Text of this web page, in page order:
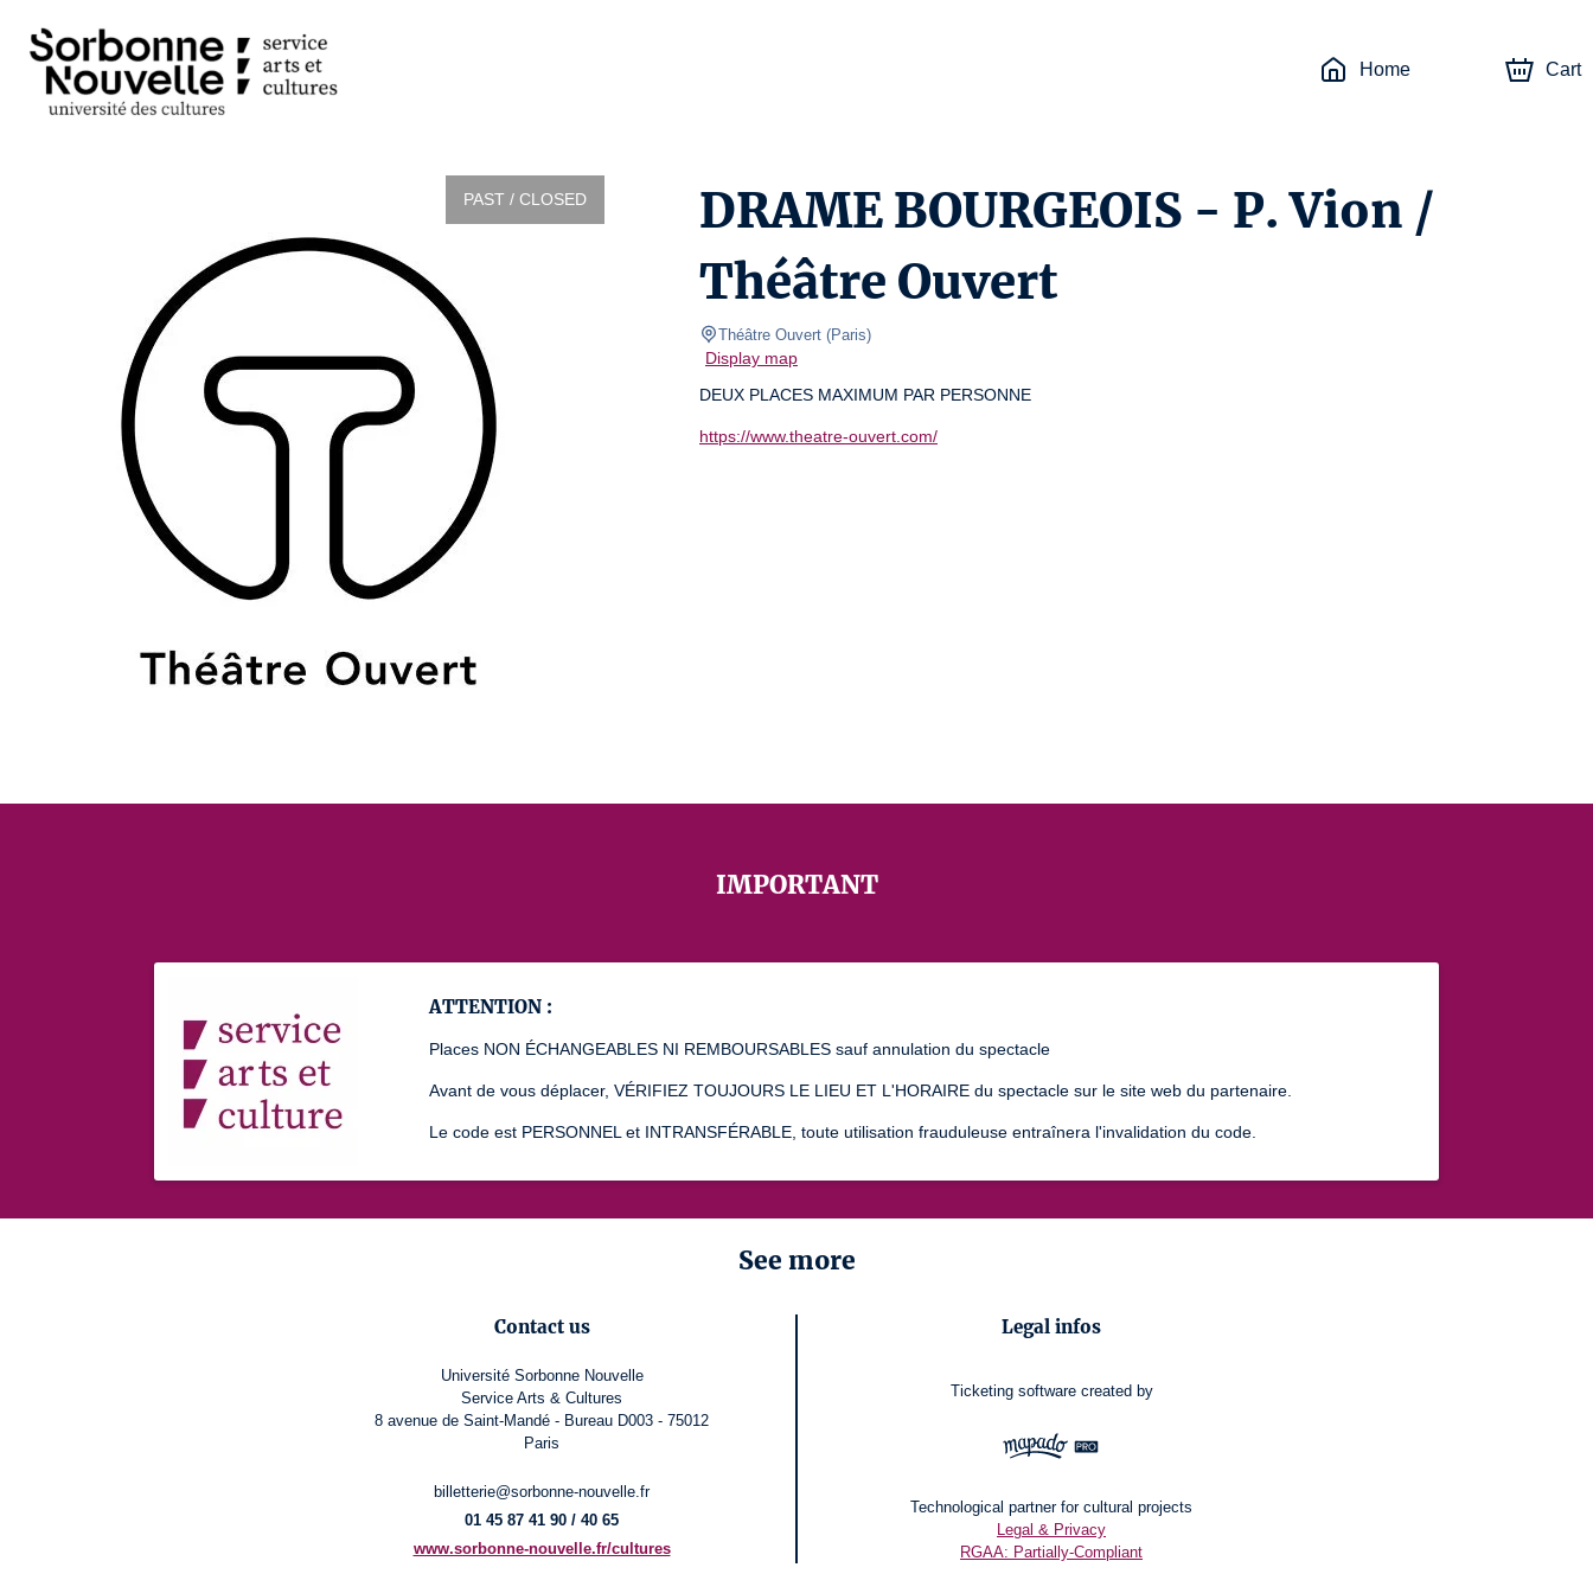
Home Cart
PAST / CLOSED
DRAME BOURGEOIS - P. Vion /
Théâtre Ouvert
Théâtre Ouvert (Paris)
Display map
DEUX PLACES MAXIMUM PAR PERSONNE
https://www.theatre-ouvert.com/
IMPORTANT
ATTENTION :
Places NON ÉCHANGEABLES NI REMBOURSABLES sauf annulation du spectacle
Avant de vous déplacer, VÉRIFIEZ TOUJOURS LE LIEU ET L'HORAIRE du spectacle sur le site web du partenaire.
Le code est PERSONNEL et INTRANSFÉRABLE, toute utilisation frauduleuse entraînera l'invalidation du code.
See more
Contact us
Université Sorbonne Nouvelle
Service Arts & Cultures
8 avenue de Saint-Mandé - Bureau D003 - 75012
Paris
billetterie@sorbonne-nouvelle.fr
01 45 87 41 90 / 40 65
www.sorbonne-nouvelle.fr/cultures
Legal infos
Ticketing software created by
Technological partner for cultural projects
Legal & Privacy
RGAA: Partially-Compliant